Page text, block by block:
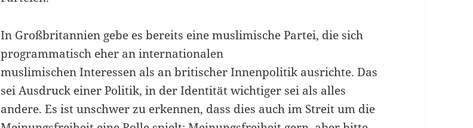
In Großbritannien gebe es bereits eine muslimische Partei, die sich
programmatisch eher an internationalen
muslimischen Interessen als an britischer Innenpolitik ausrichte. Das
sei Ausdruck einer Politik, in der Identität wichtiger sei als alles
andere. Es ist unschwer zu erkennen, dass dies auch im Streit um die